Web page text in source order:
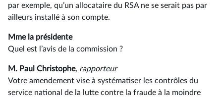
par exemple, qu’un allocataire du RSA ne se serait pas par
ailleurs installé à son compte.
Mme la présidente
Quel est l’avis de la commission ?
M. Paul Christophe, rapporteur
Votre amendement vise à systématiser les contrôles du
service national de la lutte contre la fraude à la moindre